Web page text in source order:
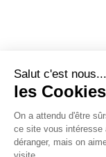
Salut c'est nous...
les
On a attendu d'être
ce site vous intéresse
déranger, mais on